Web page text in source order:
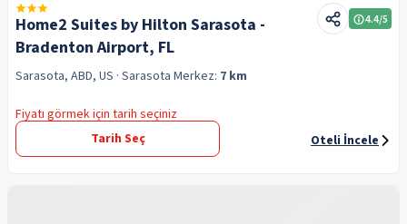
Home2 Suites by Hilton Sarasota -
Bradenton Airport, FL
4.4/5
Sarasota, ABD, US · Sarasota Merkez: 7 km
Fiyatı görmek için tarih seçiniz
Tarih Seç
Oteli İncele